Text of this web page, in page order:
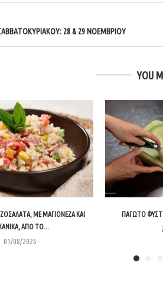
28 & 29 ΝΟΕΜΒΡΊΟΥ
YOU
ΜΕ ΜΑΓΙΟΝΈΖΑ ΚΑΙ
ΑΠΌ ΤΟ...
01/08/2026
ΠΑΓΩΤΌ